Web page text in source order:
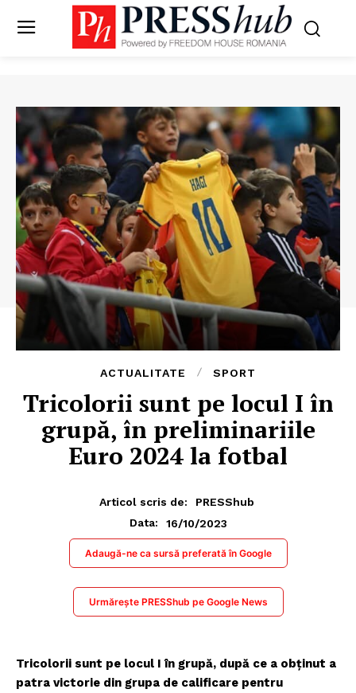
ACTUALITATE SPORT
Tricolorii sunt pe locul I în
grupă, în preliminariile
Euro 2024 la fotbal
Articol scris de:
PRESShub
Data:
16/10/2023
Adaugă-ne ca sursă preferată în Google
Urmărește PRESShub pe Google News
Tricolorii sunt pe locul I în grupă, după ce a obținut a
patra victorie din grupa de calificare pentru